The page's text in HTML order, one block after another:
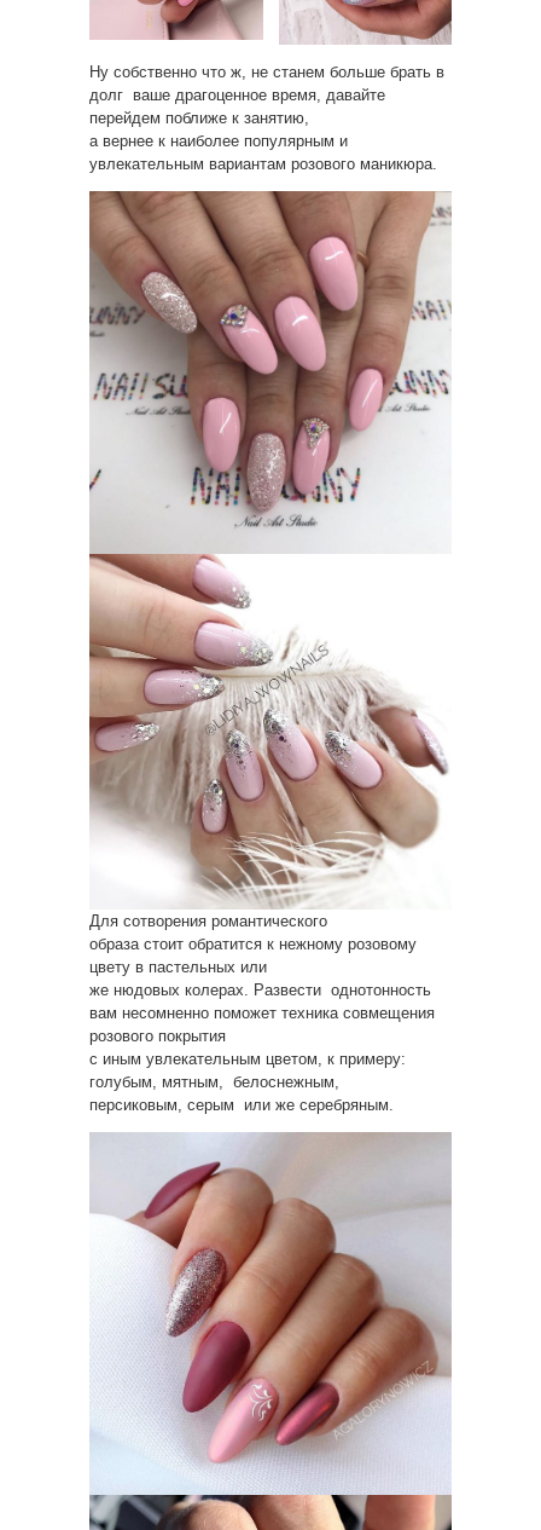
Ну собственно что ж, не станем больше брать в
долг ваше драгоценное время, давайте
перейдем поближе к занятию,
а вернее к наиболее популярным и
увлекательным вариантам розового маникюра.
Для сотворения романтического
образа стоит обратится к нежному розовому
цвету в пастельных или
же нюдовых колерах. Развести однотонность
вам несомненно поможет техника совмещения
розового покрытия
с иным увлекательным цветом, к примеру:
голубым, мятным, белоснежным,
персиковым, серым или же серебряным.